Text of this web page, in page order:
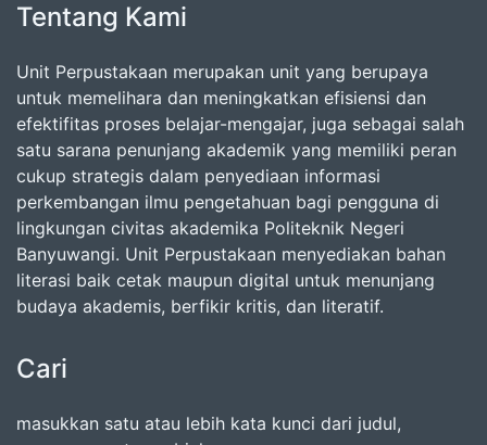
Tentang Kami
Unit Perpustakaan merupakan unit yang berupaya
untuk memelihara dan meningkatkan efisiensi dan
efektifitas proses belajar-mengajar, juga sebagai salah
satu sarana penunjang akademik yang memiliki peran
cukup strategis dalam penyediaan informasi
perkembangan ilmu pengetahuan bagi pengguna di
lingkungan civitas akademika Politeknik Negeri
Banyuwangi. Unit Perpustakaan menyediakan bahan
literasi baik cetak maupun digital untuk menunjang
budaya akademis, berfikir kritis, dan literatif.
Cari
masukkan satu atau lebih kata kunci dari judul,